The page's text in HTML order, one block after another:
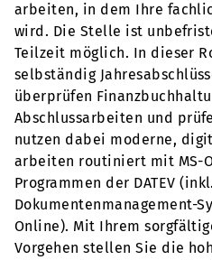
arbeiten, in dem Ihre
wird. Die Stelle ist
Teilzeit möglich. In dieser
selbständig
überprüfen
Abschlussarbeiten und
nutzen dabei moderne,
arbeiten routiniert mit MS-
Programmen der DATEV (inkl.
Dokumentenmanagement-
Online). Mit Ihrem
Vorgehen stellen Sie die